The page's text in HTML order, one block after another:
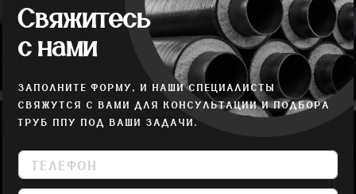
Свяжитесь
с нами
ЗАПОЛНИТЕ ФОРМУ, И НАШИ СПЕЦИАЛИСТЫ
СВЯЖУТСЯ С ВАМИ ДЛЯ КОНСУЛЬТАЦИИ И ПОДБОРА
ТРУБ ППУ ПОД ВАШИ ЗАДАЧИ.